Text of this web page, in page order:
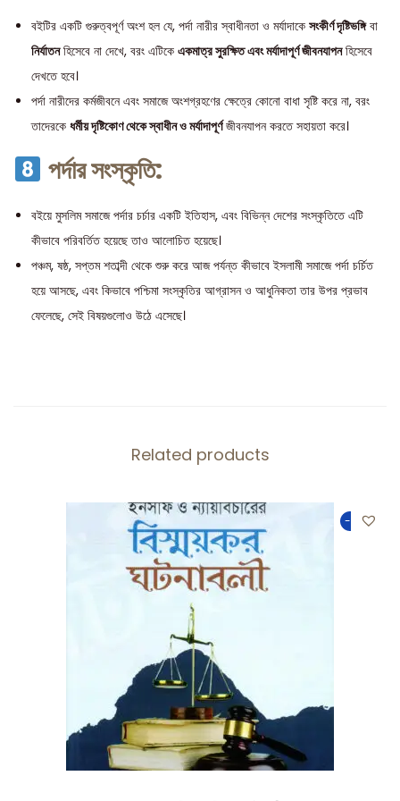
বইটির একটি গুরুত্বপূর্ণ অংশ হল যে, পর্দা নারীর স্বাধীনতা ও মর্যাদাকে সংকীর্ণ দৃষ্টিভঙ্গিবা
নির্যাতনহিসেবে না দেখে, বরং এটিকে একমাত্র সুরক্ষিত এবং মর্যাদাপূর্ণ জীবনযাপনহিসেবে
দেখতে হবে।
পর্দা নারীদের কর্মজীবনে এবং সমাজে অংশগ্রহণের ক্ষেত্রে কোনো বাধা সৃষ্টি করে না, বরং
তাদেরকে ধর্মীয় দৃষ্টিকোণ থেকে স্বাধীন ও মর্যাদাপূর্ণজীবনযাপন করতে সহায়তা করে।
পর্দার সংস্কৃতি:
বইয়ে মুসলিম সমাজে পর্দার চর্চার একটি ইতিহাস, এবং বিভিন্ন দেশের সংস্কৃতিতে এটি
কীভাবে পরিবর্তিত হয়েছে তাও আলোচিত হয়েছে।
পঞ্চম, ষষ্ঠ, সপ্তম শতাব্দী থেকে শুরু করে আজ পর্যন্ত কীভাবে ইসলামী সমাজে পর্দা চর্চিত
হয়ে আসছে, এবং কিভাবে পশ্চিমা সংস্কৃতির আগ্রাসন ও আধুনিকতা তার উপর প্রভাব
ফেলেছে, সেই বিষয়গুলোও উঠে এসেছে।
Related products
-50%